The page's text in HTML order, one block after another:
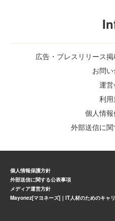
広告・プレスリリース
お問
運
利
個人情
外部送信に
個人情報保護方針
外部送信に関する公表事項
メディア運営方針
Mayonez[マヨネーズ]｜IT人材のためのキャ